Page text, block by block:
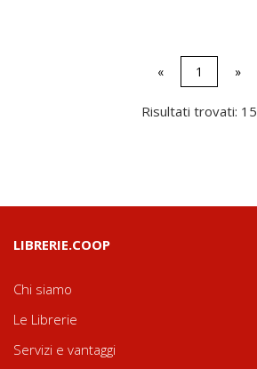
« 1 »
Risultati trovati: 15
LIBRERIE.COOP
Chi siamo
Le Librerie
Servizi e vantaggi